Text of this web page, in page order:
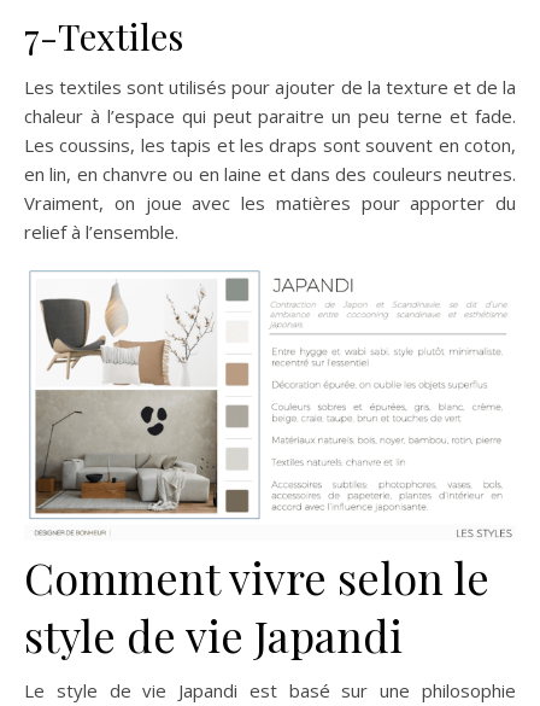
7-Textiles
Les textiles sont utilisés pour ajouter de la texture et de la
chaleur à l’espace qui peut paraitre un peu terne et fade.
Les coussins, les tapis et les draps sont souvent en coton,
en lin, en chanvre ou en laine et dans des couleurs neutres.
Vraiment, on joue avec les matières pour apporter du
relief à l’ensemble.
Comment vivre selon le
style de vie Japandi
Le style de vie Japandi est basé sur une philosophie